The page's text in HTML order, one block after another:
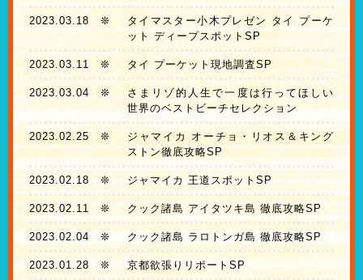
2023.03.18 ❊
タイマスター小木プレゼン タイ プーケ
ット ディープスポットSP
2023.03.11 ❊ タイ プーケット現地調査SP
2023.03.04 ❊
さまリゾ的人生で一度は行ってほしい
世界のベストビーチセレクション
2023.02.25 ❊
ジャマイカ オーチョ・リオス＆キング
ストン徹底攻略SP
2023.02.18❊ ジャマイカ 王道スポットSP
2023.02.11 ❊ クック諸島 アイタツキ島 徹底攻略SP
2023.02.04 ❊ クック諸島 ラロトンガ島 徹底攻略SP
2023.01.28 ❊ 京都欲張りリポートSP